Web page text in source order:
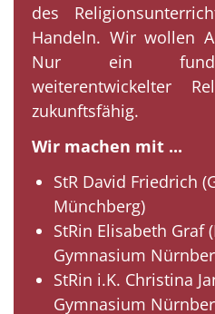
des
Handeln. Wir wollen
Nur ein
weiterentwickelter
zukunftsfähig.
Wir machen mit ...
StR David Friedrich
Münchberg)
StRin Elisabeth Graf
Gymnasium
StRin i.K. Christina
Gymnasium